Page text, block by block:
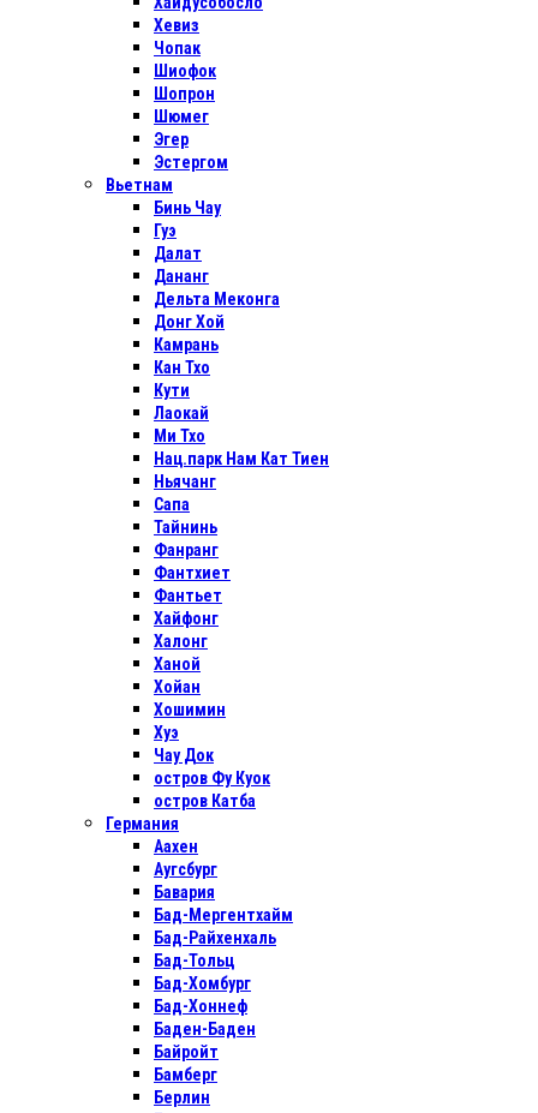
Хевиз
Чопак
Шиофок
Шопрон
Шюмег
Эгер
Эстергом
Вьетнам
Бинь Чау
Гуэ
Далат
Дананг
Дельта Меконга
Донг Хой
Камрань
Кан Тхо
Кути
Лаокай
Ми Тхо
Нац.парк Нам Кат Тиен
Ньячанг
Сапа
Тайнинь
Фанранг
Фантхиет
Фантьет
Хайфонг
Халонг
Ханой
Хойан
Хошимин
Хуэ
Чау Док
остров Фу Куок
остров Катба
Германия
Аахен
Аугсбург
Бавария
Бад-Мергентхайм
Бад-Райхенхаль
Бад-Тольц
Бад-Хомбург
Бад-Хоннеф
Баден-Баден
Байройт
Бамберг
Берлин